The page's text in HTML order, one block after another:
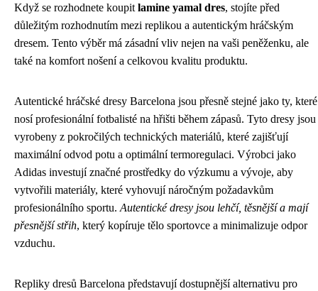
Když se rozhodnete koupit lamine yamal dres, stojíte před
důležitým rozhodnutím mezi replikou a autentickým hráčským
dresem. Tento výběr má zásadní vliv nejen na vaši peněženku, ale
také na komfort nošení a celkovou kvalitu produktu.
Autentické hráčské dresy Barcelona jsou přesně stejné jako ty, které
nosí profesionální fotbalisté na hřišti během zápasů. Tyto dresy jsou
vyrobeny z pokročilých technických materiálů, které zajišťují
maximální odvod potu a optimální termoregulaci. Výrobci jako
Adidas investují značné prostředky do výzkumu a vývoje, aby
vytvořili materiály, které vyhovují náročným požadavkům
profesionálního sportu. Autentické dresy jsou lehčí, těsnější a mají
přesnější střih, který kopíruje tělo sportovce a minimalizuje odpor
vzduchu.
Repliky dresů Barcelona představují dostupnější alternativu pro